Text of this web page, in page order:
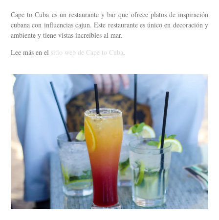
Cape to Cuba es un restaurante y bar que ofrece platos de inspiración
cubana con influencias cajun. Este restaurante es único en decoración y
ambiente y tiene vistas increíbles al mar.
Lee más en el sitio web de Cape to Cuba.